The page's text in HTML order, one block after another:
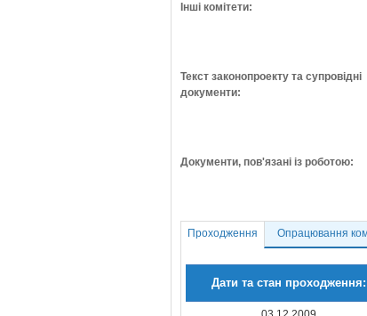
Інші комітети:
Текст законопроекту та супровідні
документи:
Документи, пов'язані із роботою:
Проходження Опрацювання
Дати та стан проходження: